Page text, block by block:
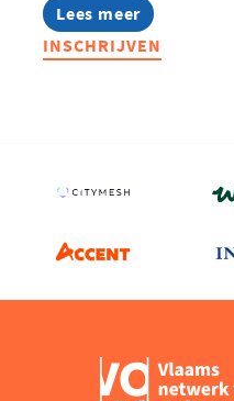
Lees meer
about
Lerend
Netwerk
75
INSCHRIJVEN